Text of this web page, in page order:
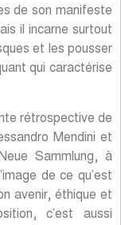
de son manifeste
il incarne surtout
et les pousser
qui caractérise
rétrospective de
Mendini et
Sammlung, à
de ce qu’est
avenir, éthique et
c’est aussi